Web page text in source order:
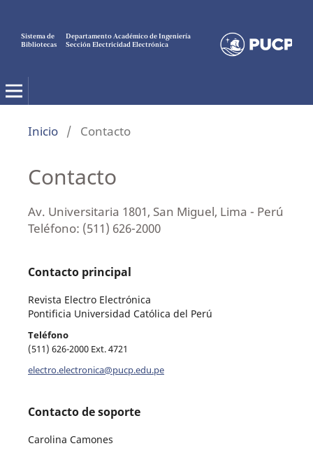
Sistema de
Bibliotecas
Departamento Académico de Ingeniería
Sección Electricidad Electrónica
Inicio / Contacto
Contacto
Av. Universitaria 1801, San Miguel, Lima - Perú
Teléfono: (511) 626-2000
Contacto principal
Revista Electro Electrónica
Pontificia Universidad Católica del Perú
Teléfono
(511) 626-2000 Ext. 4721
electro.electronica@pucp.edu.pe
Contacto de soporte
Carolina Camones